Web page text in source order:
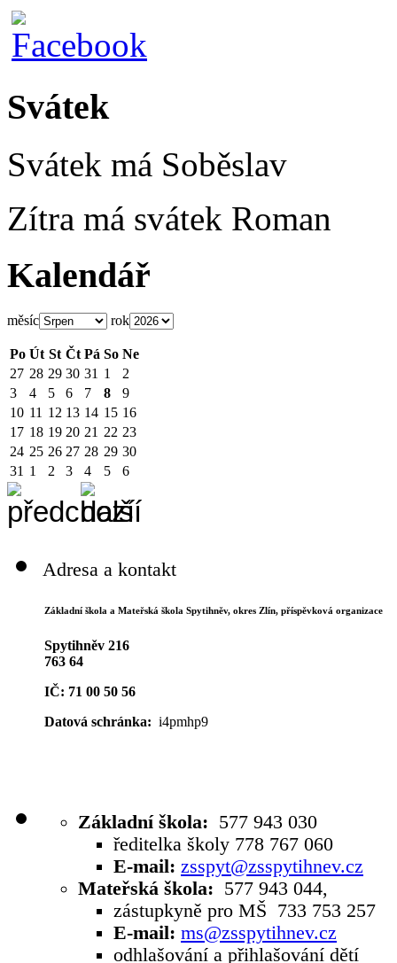
Svátek
Svátek má Soběslav
Zítra má svátek Roman
Kalendář
měsíc rok
Po Út St Čt Pá So Ne
27 28 29 30 31 1
2
3
4 5 6 7 8
9
10 11 12 13 14 15 16
17 18 19 20 21 22 23
24 25 26 27 28 29 30
31 1 2 3 4 5 6
Adresa a kontakt
Základní škola a Mateřská škola Spytihněv, okres Zlín, příspěvková organizace
Spytihněv 216
763 64
IČ: 71 00 50 56
Datová schránka: i4pmhp9
Základní škola: 577 943 030
ředitelka školy 778 767 060
E-mail: zsspyt@zsspytihnev.cz
Mateřská škola: 577 943 044,
zástupkyně pro MŠ 733 753 257
E-mail: ms@zsspytihnev.cz
odhlašování a přihlašování dětí